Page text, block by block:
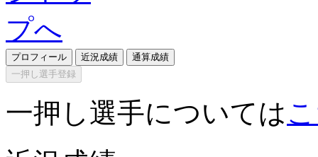
プロフィール 近況成績
通算成績
一押し選手登録
一押し選手については